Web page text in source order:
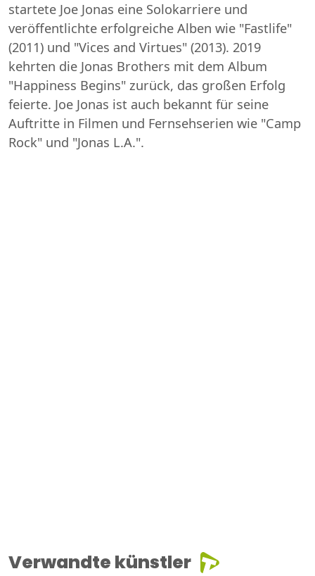
startete Joe Jonas eine Solokarriere und
veröffentlichte erfolgreiche Alben wie "Fastlife"
(2011) und "Vices and Virtues" (2013). 2019
kehrten die Jonas Brothers mit dem Album
"Happiness Begins" zurück, das großen Erfolg
feierte. Joe Jonas ist auch bekannt für seine
Auftritte in Filmen und Fernsehserien wie "Camp
Rock" und "Jonas L.A.".
Verwandte künstler